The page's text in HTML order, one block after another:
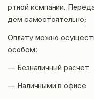
ртной компании.
дем самостоятельно;
Оплату можно
особом:
— Безналичный расчет
— Наличными в офисе